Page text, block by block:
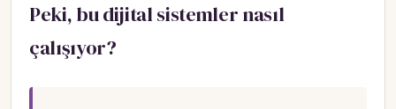
Peki, bu dijital sistemler nasıl
çalışıyor?